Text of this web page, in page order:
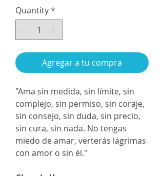
Quantity*
Agregar a tu compra
"Ama sin medida, sin límite, sin
complejo, sin permiso, sin coraje,
sin consejo, sin duda, sin precio,
sin cura, sin nada. No tengas
miedo de amar, verterás lágrimas
con amor o sin él."